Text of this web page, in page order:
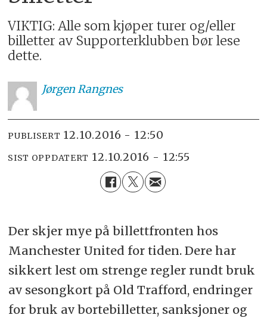
VIKTIG: Alle som kjøper turer og/eller
billetter av Supporterklubben bør lese
dette.
JørgenRangnes
PUBLISERT 12.10.2016 - 12:50
SIST OPPDATERT 12.10.2016 - 12:55
Der skjer mye på billettfronten hos
Manchester United for tiden. Dere har
sikkert lest om strenge regler rundt bruk
av sesongkort på Old Trafford, endringer
for bruk av bortebilletter, sanksjoner og